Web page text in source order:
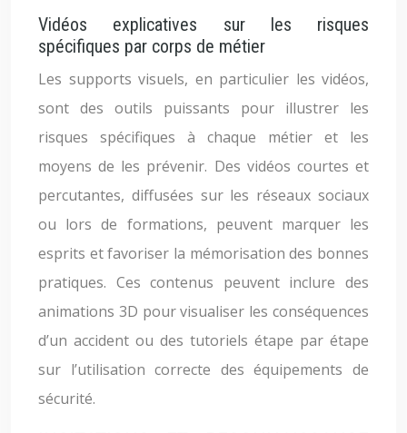
Vidéos explicatives sur les risques
spécifiques par corps de métier
Les supports visuels, en particulier les vidéos,
sont des outils puissants pour illustrer les
risques spécifiques à chaque métier et les
moyens de les prévenir. Des vidéos courtes et
percutantes, diffusées sur les réseaux sociaux
ou lors de formations, peuvent marquer les
esprits et favoriser la mémorisation des bonnes
pratiques. Ces contenus peuvent inclure des
animations 3D pour visualiser les conséquences
d’un accident ou des tutoriels étape par étape
sur l’utilisation correcte des équipements de
sécurité.